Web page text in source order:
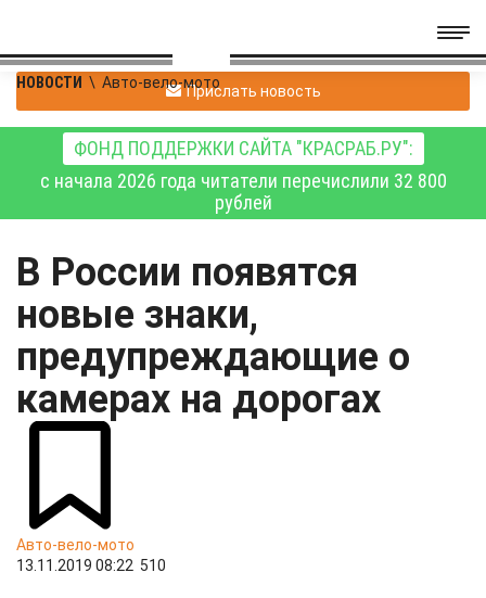
НОВОСТИ \ Авто-вело-мотоПрислать новость
ФОНД ПОДДЕРЖКИ САЙТА "КРАСРАБ.РУ":
с начала 2026 года читатели перечислили 32 800
рублей
В России появятся
новые знаки,
предупреждающие о
камерах на дорогах
Авто-вело-мото
13.11.2019 08:22 510